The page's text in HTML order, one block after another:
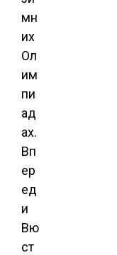
мн
их
Ол
им
пи
ад
ах.
Вп
ер
ед
и
Вю
ст